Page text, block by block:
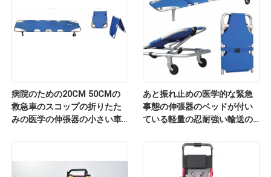
病院のための20CM 50CMの
救急車のスコップの折りたた
みの医学の伸張器の小さい車
あと振れ止めの医学的な緊急
事態の伸張器のベッドが付い
ている軽量の忍耐強い輸送の